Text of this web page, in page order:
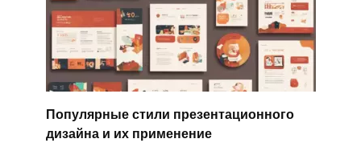
Популярные стили презентационного
дизайна и их применение